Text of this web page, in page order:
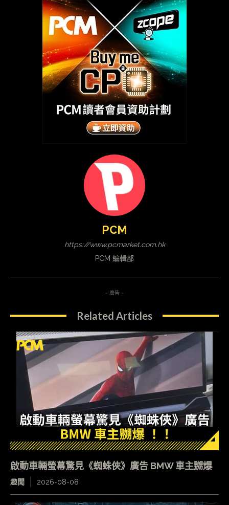
PCM
https://www.pcmarket.com.hk
PCM 編輯部
- 廣告 -
Related Articles
啟動車輛螢幕驚見《蜘蛛俠》廣告 BMW 車主嬲爆
趣聞 2026-08-08